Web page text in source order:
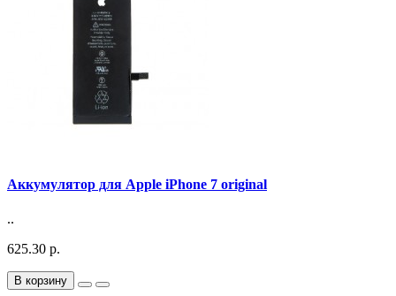
Аккумулятор для Apple iPhone 7 original
..
625.30 р.
В корзину